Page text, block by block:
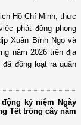
Hồ Chí Minh; thực
phát động phong
Xuân Bính Ngọ và
năm 2026 trên địa
đồng loạt ra quân
kỷ niệm Ngày
Tết trồng cây năm